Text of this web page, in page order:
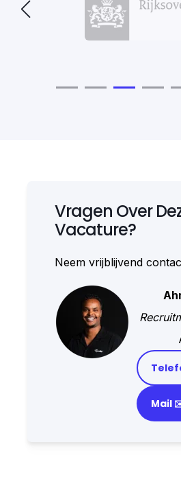
Vragen Over
Vacature?
Neem vrijblijvend
Mail